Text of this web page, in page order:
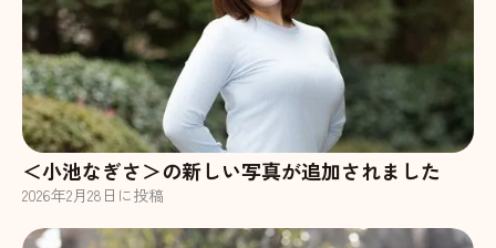
＜小池なぎさ＞の新しい写真が追加されました
2026年2月28 日に投稿